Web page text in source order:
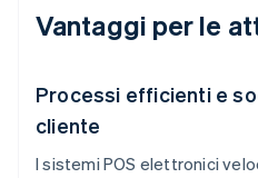
Vantaggi per le
Processi efficienti e
cliente
I sistemi POS elettronici